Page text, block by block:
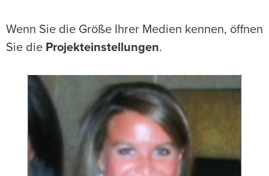
Wenn Sie die Größe Ihrer Medien kennen, öffnen
Sie die Projekteinstellungen.